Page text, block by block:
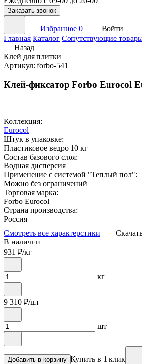
Заказать звонок
Избранное 0 Войти
Главная Каталог Сопутствующие
Назад
Клей для плитки
Артикул: forbo-541
Клей-фиксатор Forbo Eurocol
Коллекция:
Eurocol
Штук в упаковке:
Пластиковое ведро 10 кг
Состав базового слоя:
Водная дисперсия
Применение с системой "Теплый пол":
Можно без ограничений
Торговая марка:
Forbo Eurocol
Страна производства:
Россия
Смотреть все характерстики
В наличии
931 ₽/кг
кг
9 310 ₽/шт
шт
Добавить в корзину Купить в 1 клик